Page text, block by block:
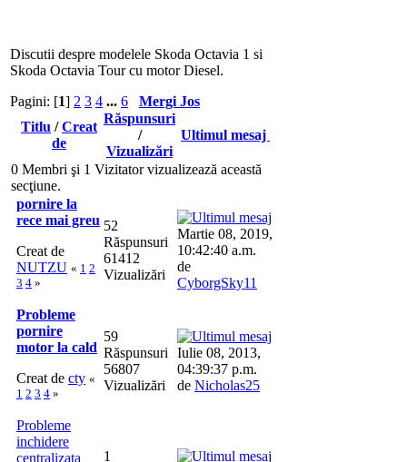
Discutii despre modelele Skoda Octavia 1 si
Skoda Octavia Tour cu motor Diesel.
Pagini: [1] 2 3 4 ... 6
Mergi Jos
Titlu /Creat
de
Răspunsuri
/
Vizualizări
Ultimul mesaj
0 Membri şi 1 Vizitator vizualizează această
secţiune.
pornire la
rece mai greu
Creat de
NUTZU « 1 2
3 4 »
52
Răspunsuri
61412
Vizualizări
Martie 08, 2019,
10:42:40 a.m.
de
CyborgSky11
Probleme
pornire
motor la cald
Creat de cty «
1 2 3 4 »
59
Răspunsuri
56807
Vizualizări
Iulie 08, 2013,
04:39:37 p.m.
de Nicholas25
Probleme
inchidere
centralizata
1